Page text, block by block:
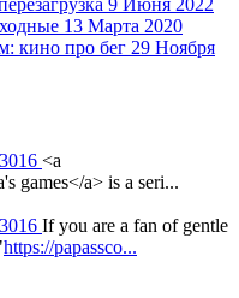
9 Июня 2022
13 Марта 2020
кино про бег 29 Ноября
<a
games</a> is a seri...
If you are a fan of gentle
https://papassco...